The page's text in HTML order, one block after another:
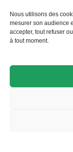
Nous utilisons des
mesurer son audience
accepter, tout refuser
à tout moment.
m
a
i